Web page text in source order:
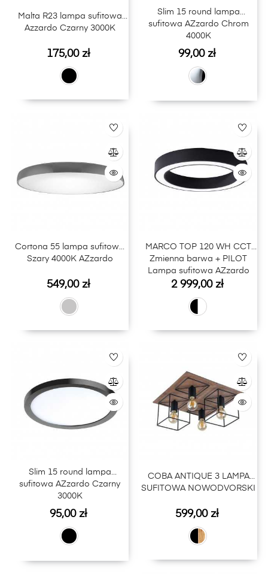
Malta R23 lampa sufitowa
Azzardo Czarny 3000K
Cena
175,00 zł
Slim 15 round lampa
sufitowa AZzardo Chrom
4000K
Cena
99,00 zł
Cortona 55 lampa sufitowa
Szary 4000K AZzardo
Cena
549,00 zł
MARCO TOP 120 WH CCT
Zmienna barwa + PILOT
Lampa sufitowa AZzardo
Czarny / Biały
Cena
2 999,00 zł
Slim 15 round lampa
sufitowa AZzardo Czarny
3000K
Cena
95,00 zł
COBA ANTIQUE 3 LAMPA
SUFITOWA NOWODVORSKI
Cena
599,00 zł